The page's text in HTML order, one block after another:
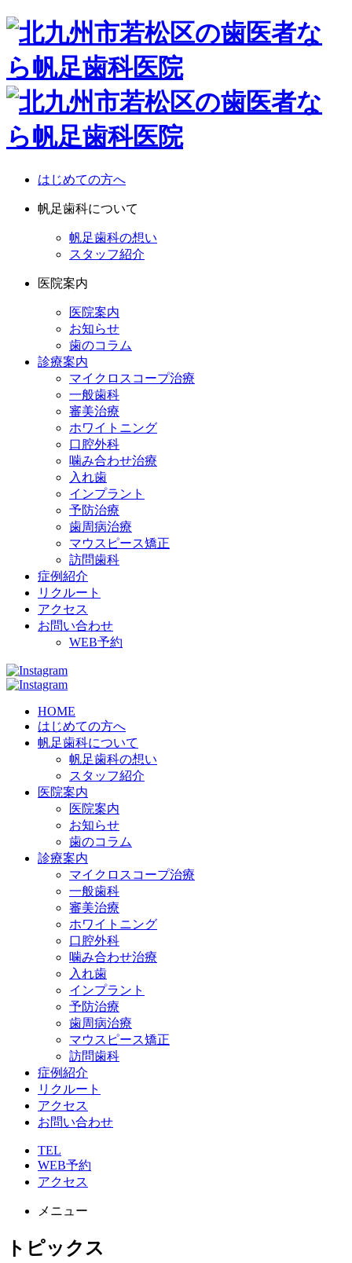
はじめての方へ
帆足歯科について
帆足歯科の想い
スタッフ紹介
医院案内
医院案内
お知らせ
歯のコラム
診療案内
マイクロスコープ治療
一般歯科
審美治療
ホワイトニング
口腔外科
噛み合わせ治療
入れ歯
インプラント
予防治療
歯周病治療
マウスピース矯正
訪問歯科
症例紹介
リクルート
アクセス
お問い合わせ
WEB予約
HOME
はじめての方へ
帆足歯科について
帆足歯科の想い
スタッフ紹介
医院案内
医院案内
お知らせ
歯のコラム
診療案内
マイクロスコープ治療
一般歯科
審美治療
ホワイトニング
口腔外科
噛み合わせ治療
入れ歯
インプラント
予防治療
歯周病治療
マウスピース矯正
訪問歯科
症例紹介
リクルート
アクセス
お問い合わせ
TEL
WEB予約
アクセス
メニュー
トピックス